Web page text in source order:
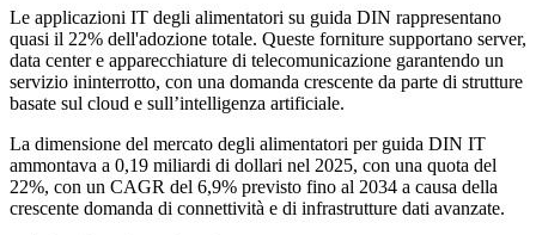
Le applicazioni IT degli alimentatori su guida DIN rappresentano
quasi il 22% dell'adozione totale. Queste forniture supportano server,
data center e apparecchiature di telecomunicazione garantendo un
servizio ininterrotto, con una domanda crescente da parte di strutture
basate sul cloud e sull’intelligenza artificiale.
La dimensione del mercato degli alimentatori per guida DIN IT
ammontava a 0,19 miliardi di dollari nel 2025, con una quota del
22%, con un CAGR del 6,9% previsto fino al 2034 a causa della
crescente domanda di connettività e di infrastrutture dati avanzate.